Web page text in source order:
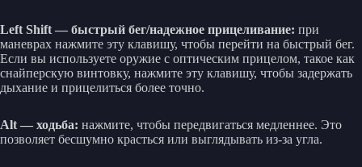
Left Shift — быстрый бег/надежное прицеливание: при
маневрах нажмите эту клавишу, чтобы перейти на быстрый бег.
Если вы используете оружие с оптическим прицелом, такое как
снайперскую винтовку, нажмите эту клавишу, чтобы задержать
дыхание и прицелиться более точно.
Alt — ходьба: нажмите, чтобы передвигаться медленнее. Это
позволяет бесшумно красться или выглядывать из-за угла.